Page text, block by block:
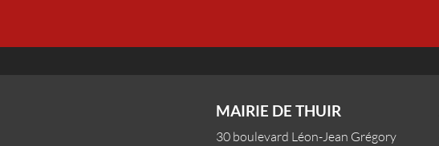
MAIRIE DE THUIR
30 boulevard Léon-Jean Grégory